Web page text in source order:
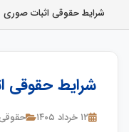
شرایط حقوقی اثبات صوری
شرایط حقوقی
۱۲ خرداد ۱۴۰۵